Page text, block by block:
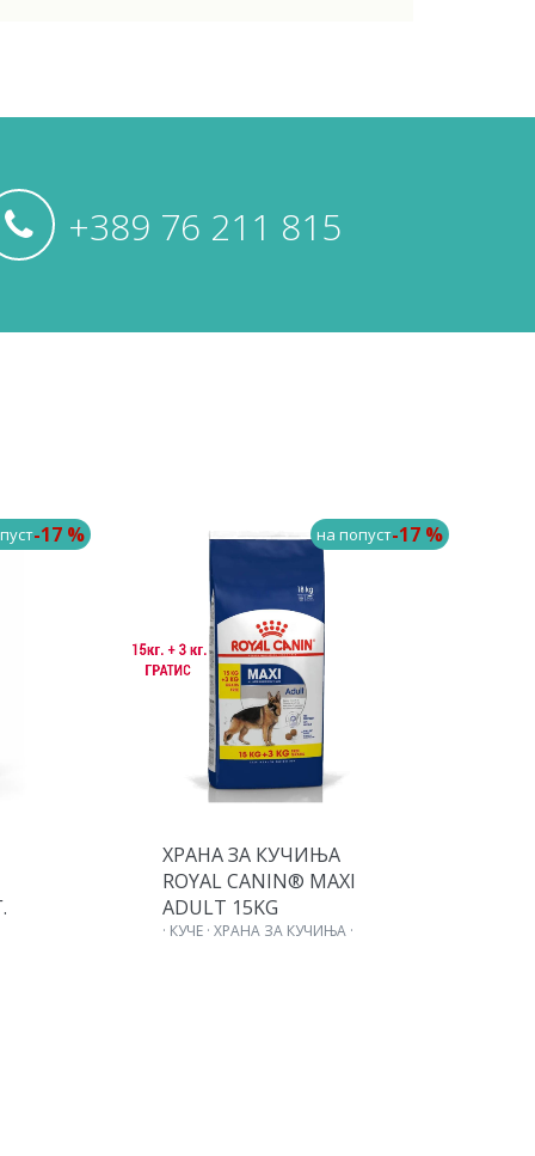
+389 76 211 815
-17 % на попуст-17 %
ХРАНА ЗА КУЧИЊА
ROYAL CANIN® MAXI
ADULT 15KG
· КУЧЕ · ХРАНА ЗА КУЧИЊА ·